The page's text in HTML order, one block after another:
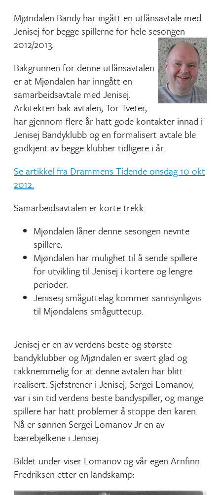
Mjøndalen Bandy har ingått en utlånsavtale med
Jenisej for begge spillerne for hele sesongen
2012/2013.
Bakgrunnen for denne utlånsavtalen
er at Mjøndalen har inngått en
samarbeidsavtale med Jenisej.
Arkitekten bak avtalen, Tor Tveter,
har gjennom flere år hatt gode kontakter innad i
Jenisej Bandyklubb og en formalisert avtale ble
godkjent av begge klubber tidligere i år.
Se artikkel fra Drammens Tidende onsdag 10 okt
2012.
Samarbeidsavtalen er korte trekk:
Mjøndalen låner denne sesongen nevnte
spillere.
Mjøndalen har mulighet til å sende spillere
for utvikling til Jenisej i kortere og lengre
perioder.
Jenisesj småguttelag kommer sannsynligvis
til Mjøndalens småguttecup.
Jenisej er en av verdens beste og største
bandyklubber og Mjøndalen er svært glad og
takknemmelig for at denne avtalen har blitt
realisert. Sjefstrener i Jenisej, Sergei Lomanov,
var i sin tid verdens beste bandyspiller, og mange
spillere har hatt problemer å stoppe den karen.
Nå er sønnen Sergei Lomanov Jr en av
bærebjelkene i Jenisej.
Bildet under viser Lomanov og vår egen Arnfinn
Fredriksen etter en landskamp: